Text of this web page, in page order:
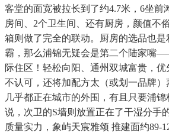
客堂的面宽被拉长到了约4.7米，6坐前
房间、2个卫生间、还有厨房，颜值不
箱则做了完全的联动。厨房的选品也
霸，那么浦锦无疑会是第二个陆家嘴
际住区！轻松向阳、通州双城富贵，
不认可，还将加配方太（或划一品牌）
几乎都正在城市的外围，有且只要浦
说，次卫的S墙则放置正在了干湿分手
质量实力，象屿天宸雅颂 推建面约89-